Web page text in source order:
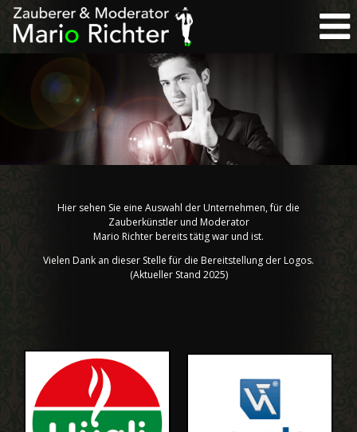
Hier sehen Sie eine Auswahl der Unternehmen, für die
Zauberkünstler und Moderator
Mario Richter bereits tätig war und ist.
Vielen Dank an dieser Stelle für die Bereitstellung der Logos.
(Aktueller Stand 2025)